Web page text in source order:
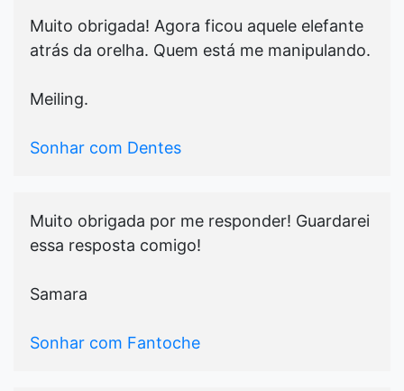
Muito obrigada! Agora ficou aquele elefante
atrás da orelha. Quem está me manipulando.
Meiling.
Sonhar com Dentes
Muito obrigada por me responder! Guardarei
essa resposta comigo!
Samara
Sonhar com Fantoche